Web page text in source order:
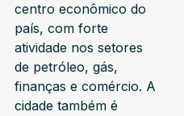
centro econômico do
país, com forte
atividade nos setores
de petróleo, gás,
finanças e comércio. A
cidade também é